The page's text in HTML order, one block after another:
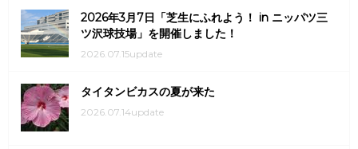
2026年3月7日「芝生にふれよう！ in ニッパツ三
ツ沢球技場」を開催しました！
2026.07.15update
タイタンビカスの夏が来た
2026.07.14update